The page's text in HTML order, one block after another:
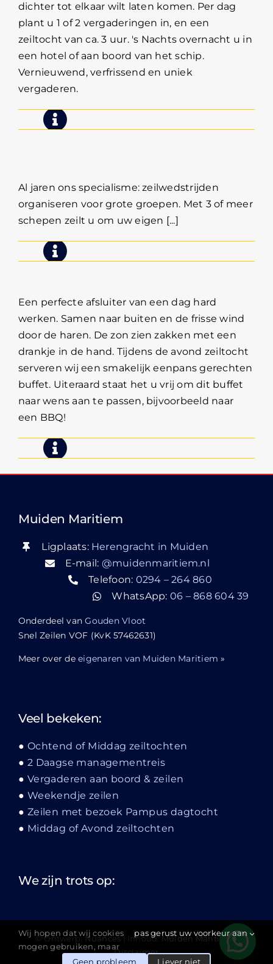
dichter tot elkaar wilt laten komen. Per dag
plant u 1 of 2 vergaderingen in, en een
zeiltocht van ca. 3 uur. 's Nachts overnacht u in
een hotel of aan boord van het schip.
Vernieuwend, verfrissend en uniek
vergaderen.
Al jaren ons specialisme: zeilwedstrijden
organiseren voor grote groepen. Met 3 of meer
schepen zeilt u om uw eigen [...]
Een perfecte afsluiter van een dag hard
werken. Samen naar buiten en de frisse wind
door de haren. De zon zien zakken met een
drankje in de hand. Tijdens de avond zeiltocht
serveren wij een smakelijk eenpans gerechten
buffet. Uiteraard staat het u vrij om dit buffet
naar wens aan te passen, bijvoorbeeld naar
een BBQ!
Muiden Maritiem
Ligplaats: Herengracht in Muiden
E-mail: @muidenmaritiem.nl
Telefoon: 0294 – 264 860
WhatsApp: 06 – 868 604 39
Onderdeel vanGouden Vloot
Snel Zeilen VOF (KvK 57462631)
Meer over deeigenaren van Muiden Maritiem »
Veel bekeken:
Ochtend of Middag zeiltochten
2 Daagse managementreis
Vergaderen aan boord & zeilen
Weekendje zeilen
Zeilen met bezoek Pampus dagtocht
Middag of Avond zeiltochten
We zijn trots op:
© Ontwerp: Nuances| Inhoud: Muiden Maritiem|
Disclaimer
Wij hopen dat wij cookies
mogen gebruiken, maar
pas gerust uw voorkeur aan
Geen probleem Liever niet